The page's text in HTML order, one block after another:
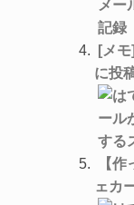
[メ
に投
【
ェカ